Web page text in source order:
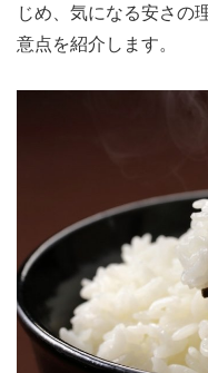
じめ、気になる安さの
意点を紹介します。